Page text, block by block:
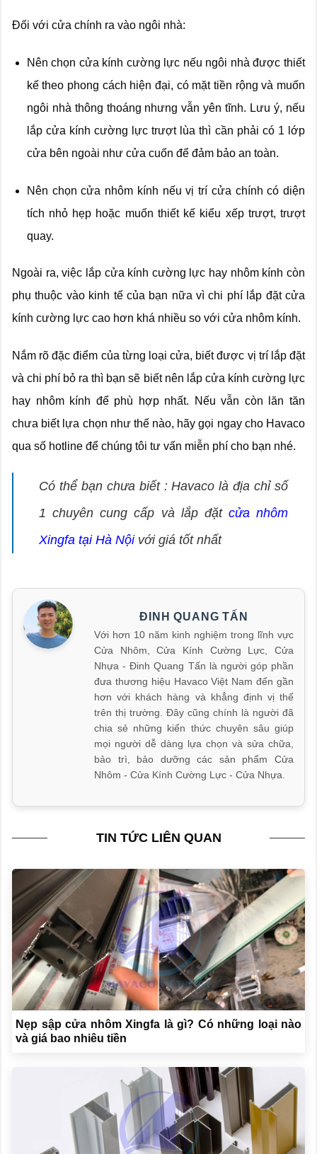
Đối với cửa chính ra vào ngôi nhà:
Nên chọn cửa kính cường lực nếu ngôi nhà được thiết
kế theo phong cách hiện đại, có mặt tiền rộng và muốn
ngôi nhà thông thoáng nhưng vẫn yên tĩnh. Lưu ý, nếu
lắp cửa kính cường lực trượt lùa thì cần phải có 1 lớp
cửa bên ngoài như cửa cuốn để đảm bảo an toàn.
Nên chọn cửa nhôm kính nếu vị trí cửa chính có diện
tích nhỏ hẹp hoặc muốn thiết kế kiểu xếp trượt, trượt
quay.
Ngoài ra, việc lắp cửa kính cường lực hay nhôm kính còn
phụ thuộc vào kinh tế của bạn nữa vì chi phí lắp đặt cửa
kính cường lực cao hơn khá nhiều so với cửa nhôm kính.
Nắm rõ đặc điểm của từng loại cửa, biết được vị trí lắp đặt
và chi phí bỏ ra thì bạn sẽ biết nên lắp cửa kính cường lực
hay nhôm kính để phù hợp nhất. Nếu vẫn còn lăn tăn
chưa biết lựa chọn như thế nào, hãy gọi ngay cho Havaco
qua số hotline để chúng tôi tư vấn miễn phí cho bạn nhé.
Có thể bạn chưa biết : Havaco là địa chỉ số
1 chuyên cung cấp và lắp đặt cửa nhôm
Xingfa tại Hà Nộivới giá tốt nhất
ĐINH QUANG TẤN
Với hơn 10 năm kinh nghiệm trong lĩnh vực
Cửa Nhôm, Cửa Kính Cường Lực, Cửa
Nhựa - Đinh Quang Tấn là người góp phần
đưa thương hiệu Havaco Việt Nam đến gần
hơn với khách hàng và khẳng định vị thế
trên thị trường. Đây cũng chính là người đã
chia sẻ những kiến thức chuyên sâu giúp
mọi người dễ dàng lựa chọn và sửa chữa,
bảo trì, bảo dưỡng các sản phẩm Cửa
Nhôm - Cửa Kính Cường Lực - Cửa Nhựa.
TIN TỨC LIÊN QUAN
Nẹp sập cửa nhôm Xingfa là gì? Có những loại nào
và giá bao nhiêu tiền